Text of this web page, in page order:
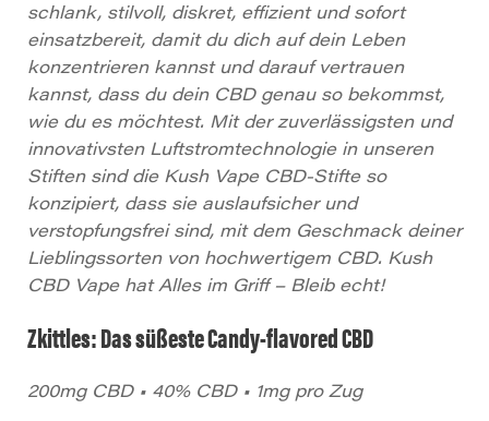
schlank, stilvoll, diskret, effizient und sofort
einsatzbereit, damit du dich auf dein Leben
konzentrieren kannst und darauf vertrauen
kannst, dass du dein CBD genau so bekommst,
wie du es möchtest. Mit der zuverlässigsten und
innovativsten Luftstromtechnologie in unseren
Stiften sind die Kush Vape CBD-Stifte so
konzipiert, dass sie auslaufsicher und
verstopfungsfrei sind, mit dem Geschmack deiner
Lieblingssorten von hochwertigem CBD. Kush
CBD Vape hat Alles im Griff – Bleib echt!
Zkittles: Das süßeste Candy-flavored CBD
200mg CBD • 40% CBD • 1mg pro Zug